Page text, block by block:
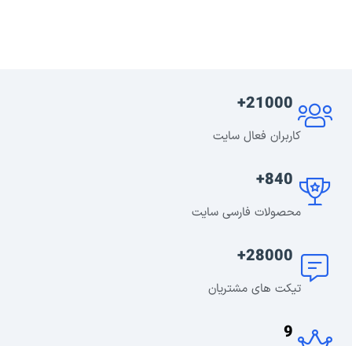
21000+
کاربران فعال سایت
840+
محصولات فارسی سایت
28000+
تیکت های مشتریان
9